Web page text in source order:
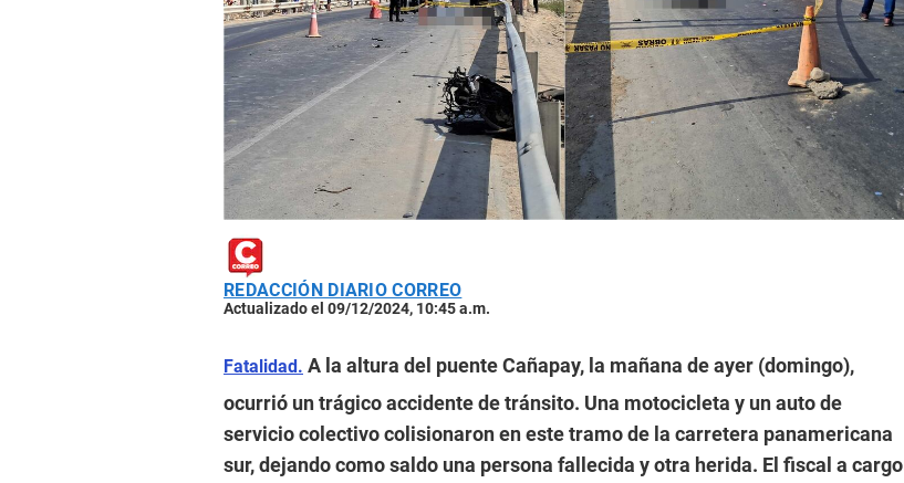
REDACCIÓN DIARIO CORREO
Actualizado el 09/12/2024, 10:45 a.m.
Fatalidad. A la altura del puente Cañapay, la mañana de ayer (domingo),
ocurrió un trágico accidente de tránsito. Una motocicleta y un auto de
servicio colectivo colisionaron en este tramo de la carretera panamericana
sur, dejando como saldo una persona fallecida y otra herida. El fiscal a cargo